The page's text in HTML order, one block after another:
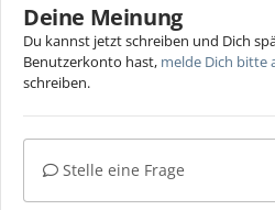
Deine Meinung
Du kannst jetzt schreiben und Dich
Benutzerkonto hast, melde Dich bitte
schreiben.
Stelle eine Frage